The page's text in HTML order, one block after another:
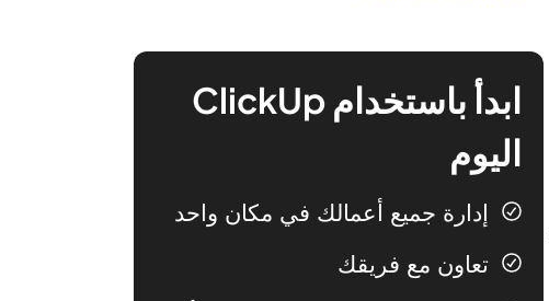
ابدأ باستخدام ClickUp
اليوم
إدارة جميع أعمالك في مكان واحد
تعاون مع فريقك